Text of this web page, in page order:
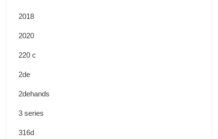
2018
2020
220 c
2de
2dehands
3 series
316d